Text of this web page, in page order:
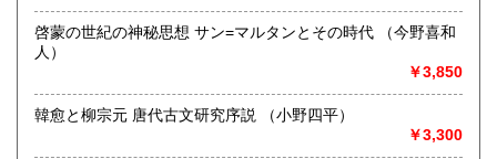
熊本県 250円 大分県 250円
250円
沖縄県 250円
沿線名：地下鉄丸ノ内線/地下鉄南北線/都営三田線/地下鉄千
営業時間：10:00-17:00
定休日：土・日・祝日
啓蒙の世紀の神秘思想 サン=マルタンとその時代 （今野喜和
人）
￥3,850
韓愈と柳宗元 唐代古文研究序説 （小野四平）
￥3,300